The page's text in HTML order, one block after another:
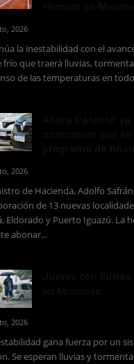
2026
la inestabilidad con el
frío que traerá lluvias,
de las temperaturas en
2026
de Hacienda, Adolfo
de 13 nuevas
Eldorado y Puerto Iguazú. La
abonar...
2026
gana fuerza por un
Se esperan lluvias y